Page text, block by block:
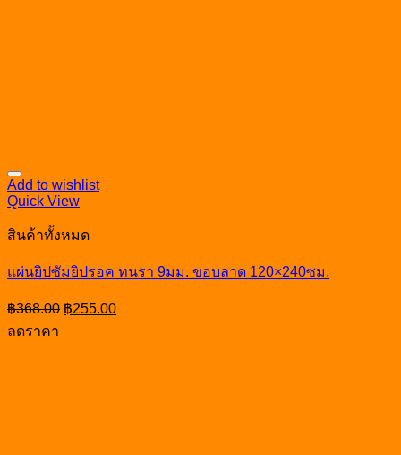
Add to wishlist
Quick View
สินค้าทั้งหมด
แผ่นยิปซัมยิปรอค ทนรา 9มม. ขอบลาด 120×240ซม.
฿368.00 Original
price
฿255.00Current
price
ลดราคา